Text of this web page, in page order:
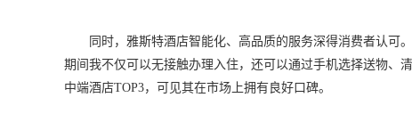
同时，雅斯特酒店智能化、高品质的服务深得消费者认可
期间我不仅可以无接触办理入住，还可以通过手机选择送物、
中端酒店TOP3，可见其在市场上拥有良好口碑。